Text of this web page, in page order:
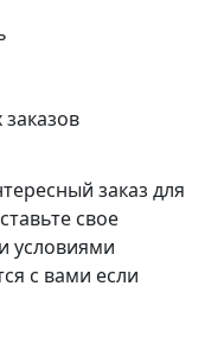
заказ для
свое
условиями
с вами если